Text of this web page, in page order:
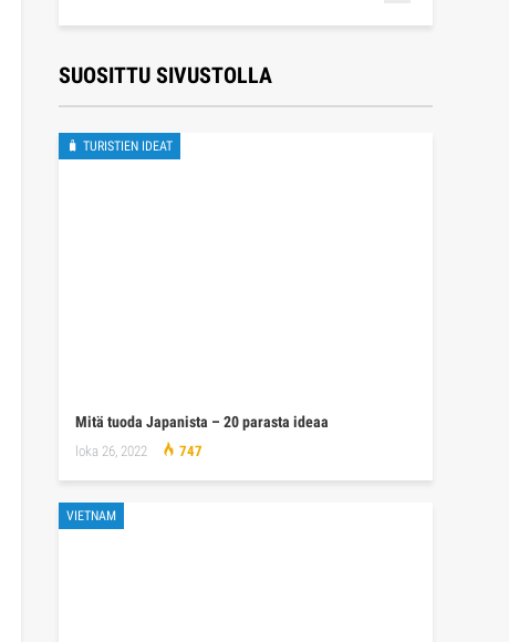
SUOSITTU SIVUSTOLLA
🧳 TURISTIEN IDEAT
Mitä tuoda Japanista – 20 parasta ideaa
loka 26, 2022 747
VIETNAM